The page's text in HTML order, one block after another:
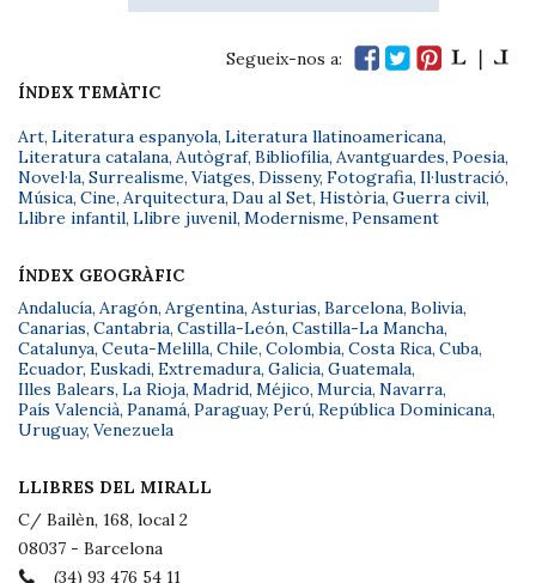
Segueix-nos a:
ÍNDEX TEMÀTIC
Art, Literatura espanyola, Literatura llatinoamericana,
Literatura catalana, Autògraf, Bibliofília, Avantguardes, Poesia,
Novel·la, Surrealisme, Viatges, Disseny, Fotografia, Il·lustració,
Música, Cine, Arquitectura, Dau al Set, Història, Guerra civil,
Llibre infantil, Llibre juvenil, Modernisme, Pensament
ÍNDEX GEOGRÀFIC
Andalucía, Aragón, Argentina, Asturias, Barcelona, Bolivia,
Canarias, Cantabria, Castilla-León, Castilla-La Mancha,
Catalunya, Ceuta-Melilla, Chile, Colombia, Costa Rica, Cuba,
Ecuador, Euskadi, Extremadura, Galicia, Guatemala,
Illes Balears, La Rioja, Madrid, Méjico, Murcia, Navarra,
País Valencià, Panamá, Paraguay, Perú, República Dominicana,
Uruguay, Venezuela
LLIBRES DEL MIRALL
C/ Bailèn, 168, local 2
08037 - Barcelona
(34) 93 476 54 11